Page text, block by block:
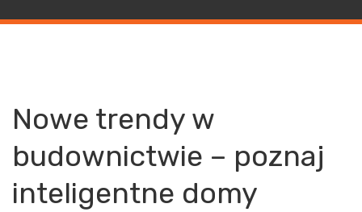
Nowe trendy w
budownictwie – poznaj
inteligentne domy